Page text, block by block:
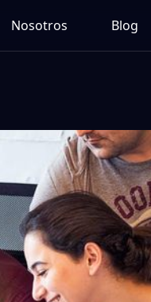
Nosotros Blog